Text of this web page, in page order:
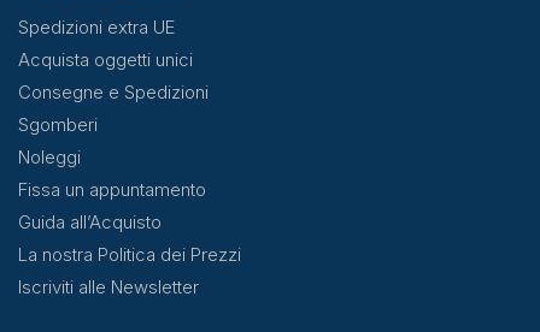
Spedizioni extra UE
Acquista oggetti unici
Consegne e Spedizioni
Sgomberi
Noleggi
Fissa un appuntamento
Guida all’Acquisto
La nostra Politica dei Prezzi
Iscriviti alle Newsletter